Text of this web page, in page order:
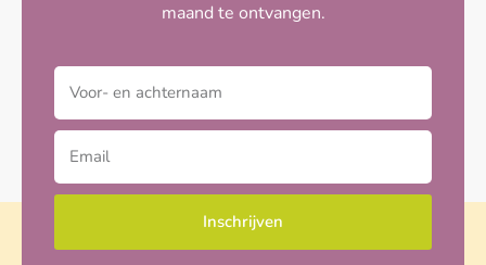
maand te ontvangen.
Inschrijven